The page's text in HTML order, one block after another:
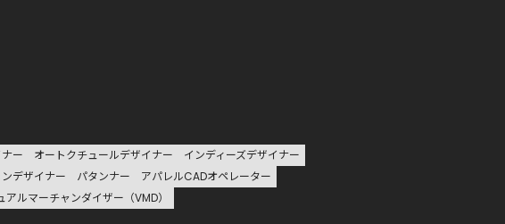
ー オートクチュールデザイナー
インディーズデザイナー
デザイナー パタンナー
アパレルCADオペレーター
アルマーチャンダイザー（VMD）